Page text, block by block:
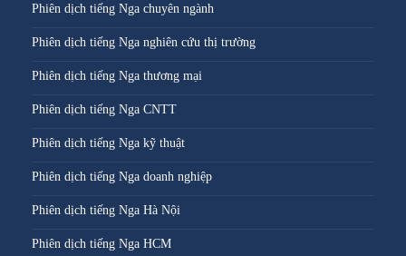
Phiên dịch tiếng Nga chuyên ngành
Phiên dịch tiếng Nga nghiên cứu thị trường
Phiên dịch tiếng Nga thương mại
Phiên dịch tiếng Nga CNTT
Phiên dịch tiếng Nga kỹ thuật
Phiên dịch tiếng Nga doanh nghiệp
Phiên dịch tiếng Nga Hà Nội
Phiên dịch tiếng Nga HCM